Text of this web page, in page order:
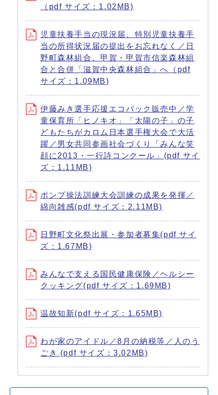
（pdf サイズ：1.02MB)
児童扶養手当の現況届、特別児童扶養手
当の所得状況届の提出をお忘れなく／日
野町森林組合、甲賀・甲賀市信楽森林組
合と合併「滋賀中央森林組合」へ（pdf
サイズ：1.09MB)
伊藤みき選手応援エコバック販売中／学
童保育所「ヒノキオ」「太陽の子」の子
どもたちがカロム日本選手権大会で大活
躍／男女共同参画社会づくり「みんな笑
顔に2013・一行詩コンクール」(pdf サイ
ズ：1.11MB)
ポンプ操法訓練大会訓練の成果を発揮／
綿向雑感(pdf サイズ：2.11MB)
日野町文化祭出展・参加者募集(pdf サイ
ズ：1.67MB)
みんなで支える国民健康保険／ヘルシー
クッキング(pdf サイズ：1.69MB)
温故知新(pdf サイズ：1.65MB)
わが家のアイドル／8月の納税等／人のう
ごき (pdf サイズ：3.02MB)